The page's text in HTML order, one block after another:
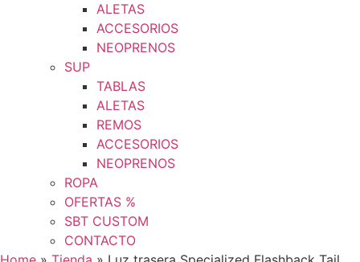
ALETAS
ACCESORIOS
NEOPRENOS
SUP
TABLAS
ALETAS
REMOS
ACCESORIOS
NEOPRENOS
ROPA
OFERTAS %
SBT CUSTOM
CONTACTO